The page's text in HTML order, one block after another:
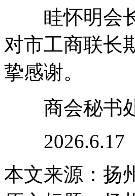
眭怀明会长
对市工商联长
挚感谢。
商会秘书
2026.6.17
本文来源：扬